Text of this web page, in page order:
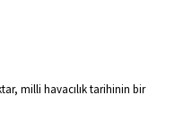
milli havacılık tarihinin bir